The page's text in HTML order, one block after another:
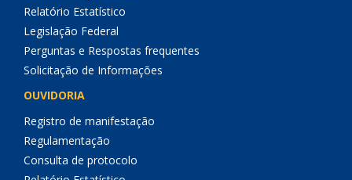
Relatório Estatístico
Legislação Federal
Perguntas e Respostas frequentes
Solicitação de Informações
OUVIDORIA
Registro de manifestação
Regulamentação
Consulta de protocolo